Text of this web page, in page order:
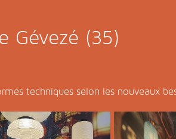
Gévezé (35)
techniques selon les nouveaux